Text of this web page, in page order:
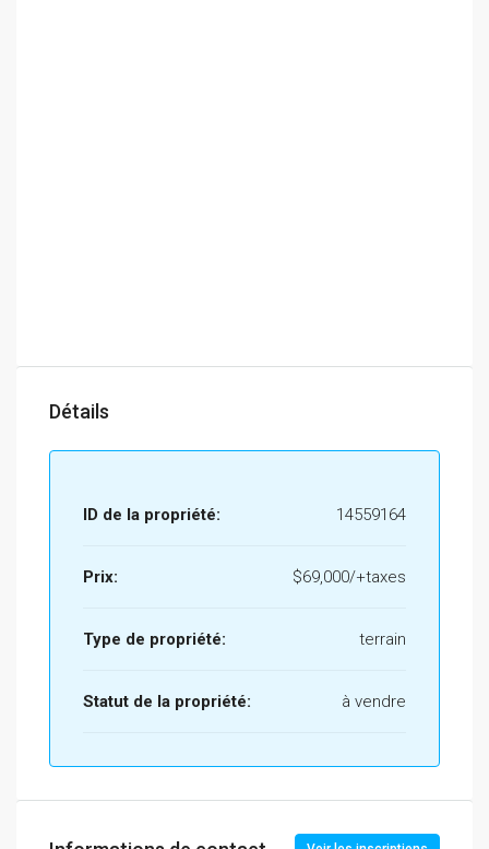
Détails
ID de la propriété: 14559164
Prix: $69,000/+taxes
Type de propriété: terrain
Statut de la propriété: à vendre